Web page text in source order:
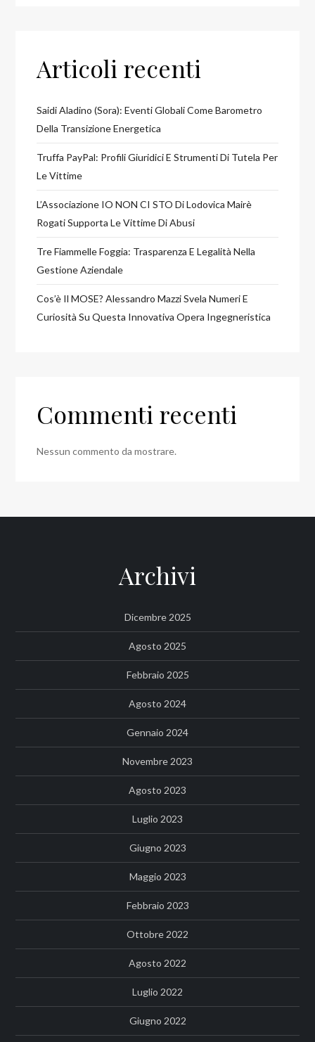
Articoli recenti
Saidi Aladino (Sora): Eventi Globali Come Barometro
Della Transizione Energetica
Truffa PayPal: Profili Giuridici E Strumenti Di Tutela Per
Le Vittime
L’Associazione IO NON CI STO Di Lodovica Mairè
Rogati Supporta Le Vittime Di Abusi
Tre Fiammelle Foggia: Trasparenza E Legalità Nella
Gestione Aziendale
Cos’è Il MOSE? Alessandro Mazzi Svela Numeri E
Curiosità Su Questa Innovativa Opera Ingegneristica
Commenti recenti
Nessun commento da mostrare.
Archivi
Dicembre 2025
Agosto 2025
Febbraio 2025
Agosto 2024
Gennaio 2024
Novembre 2023
Agosto 2023
Luglio 2023
Giugno 2023
Maggio 2023
Febbraio 2023
Ottobre 2022
Agosto 2022
Luglio 2022
Giugno 2022